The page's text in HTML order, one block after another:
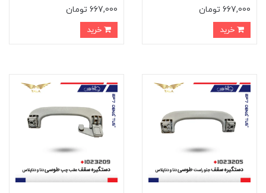
667,000 تومان
667,000 تومان